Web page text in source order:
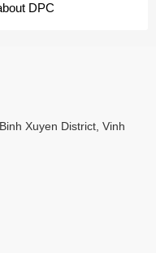
DPC
Xuyen District, Vinh